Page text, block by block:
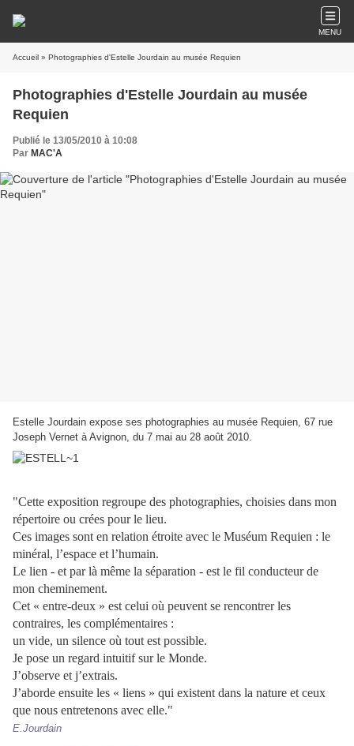
MENU
Accueil » Photographies d'Estelle Jourdain au musée Requien
Photographies d'Estelle Jourdain au musée
Requien
Publié le 13/05/2010 à 10:08
Par MAC'A
Estelle Jourdain expose ses photographies au musée Requien, 67 rue
Joseph Vernet à Avignon, du 7 mai au 28 août 2010.
"Cette exposition regroupe des photographies, choisies dans mon
répertoire ou crées pour le lieu.
Ces images sont en relation étroite avec le Muséum Requien : le
minéral, l’espace et l’humain.
Le lien - et par là même la séparation - est le fil conducteur de
mon cheminement.
Cet « entre-deux » est celui où peuvent se rencontrer les
contraires, les complémentaires :
un vide, un silence où tout est possible.
Je pose un regard intuitif sur le Monde.
J’observe et j’extrais.
J’aborde ensuite les « liens » qui existent dans la nature et ceux
que nous entretenons avec elle."
E.Jourdain